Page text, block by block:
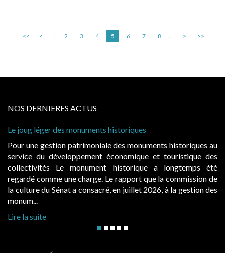
<< < ... 2 3 4 5 6 7 8 ... > >>
NOS DERNIERES ACTUS
léger des monuments historiques
une gestion patrimoniale des monuments historiques au
du développement économique et touristique des
Le monument historique a longtemps été
comme une charge. Le rapport que la commission de
du Sénat a consacré, en juillet 2026, à la gestion des
suite
public,